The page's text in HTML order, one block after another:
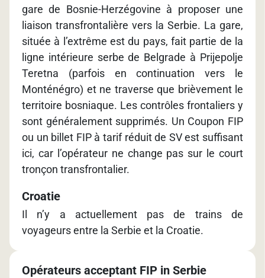
gare de Bosnie-Herzégovine à proposer une
liaison transfrontalière vers la Serbie. La gare,
située à l’extrême est du pays, fait partie de la
ligne intérieure serbe de Belgrade à Prijepolje
Teretna (parfois en continuation vers le
Monténégro) et ne traverse que brièvement le
territoire bosniaque. Les contrôles frontaliers y
sont généralement supprimés. Un Coupon FIP
ou un billet FIP à tarif réduit de SV est suffisant
ici, car l’opérateur ne change pas sur le court
tronçon transfrontalier.
Croatie
Il n’y a actuellement pas de trains de
voyageurs entre la Serbie et la Croatie.
Opérateurs acceptant FIP in Serbie